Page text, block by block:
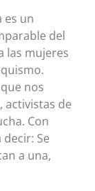
es un
del
las mujeres
nos
activistas de
Con
Se
a una,